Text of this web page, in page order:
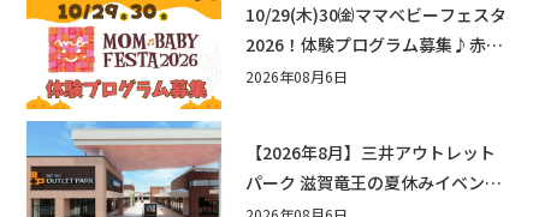
10/29(木)30㈮ママベビーフェスタ
2026！体験プログラム募集♪赤ち
ゃん向けイベントに出演しません
2026年08月6日
【2026年8月】三井アウトレット
パーク 滋賀竜王の夏休みイベント